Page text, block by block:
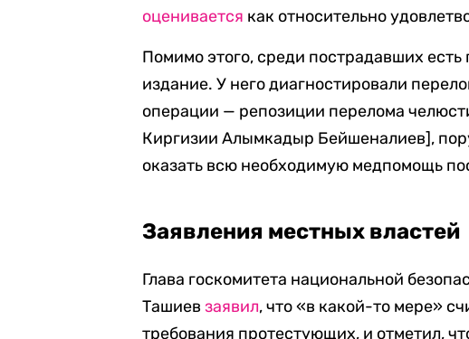
оценивается как относительно
Помимо этого, среди пострадавших
издание. У него диагностировали
операции — репозиции перелома
Киргизии Алымкадыр Бейшеналиев],
оказать всю необходимую медпомощь
Заявления местных властей
Глава госкомитета национальной
Ташиевзаявил, что «в какой-то мере»
требования протестующих, и отметил,